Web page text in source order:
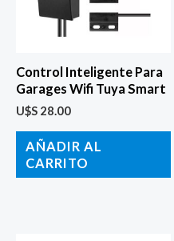
Control Inteligente Para
Garages Wifi Tuya Smart
U$S 28.00
AÑADIR AL
CARRITO